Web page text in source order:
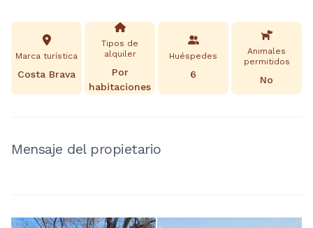
Marca turística
Costa Brava
Tipos de
alquiler
Por
habitaciones
Huéspedes
6
Animales
permitidos
No
Mensaje del propietario